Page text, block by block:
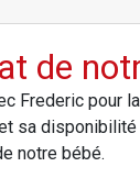
de
Frederic pour
sa
notre bébé.